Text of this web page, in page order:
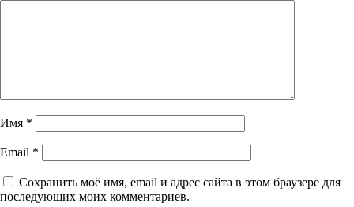
Имя *
Email *
Сохранить моё имя, email и адрес сайта в этом браузере для
последующих моих комментариев.